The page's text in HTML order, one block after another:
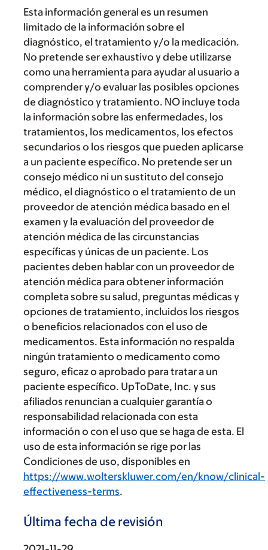
Esta información general es un resumen
limitado de la información sobre el
diagnóstico, el tratamiento y/o la medicación.
No pretende ser exhaustivo y debe utilizarse
como una herramienta para ayudar al usuario a
comprender y/o evaluar las posibles opciones
de diagnóstico y tratamiento. NO incluye toda
la información sobre las enfermedades, los
tratamientos, los medicamentos, los efectos
secundarios o los riesgos que pueden aplicarse
a un paciente específico. No pretende ser un
consejo médico ni un sustituto del consejo
médico, el diagnóstico o el tratamiento de un
proveedor de atención médica basado en el
examen y la evaluación del proveedor de
atención médica de las circunstancias
específicas y únicas de un paciente. Los
pacientes deben hablar con un proveedor de
atención médica para obtener información
completa sobre su salud, preguntas médicas y
opciones de tratamiento, incluidos los riesgos
o beneficios relacionados con el uso de
medicamentos. Esta información no respalda
ningún tratamiento o medicamento como
seguro, eficaz o aprobado para tratar a un
paciente específico. UpToDate, Inc. y sus
afiliados renuncian a cualquier garantía o
responsabilidad relacionada con esta
información o con el uso que se haga de esta. El
uso de esta información se rige por las
Condiciones de uso, disponibles en
https://www.wolterskluwer.com/en/know/clinical-
effectiveness-terms.
Última fecha de revisión